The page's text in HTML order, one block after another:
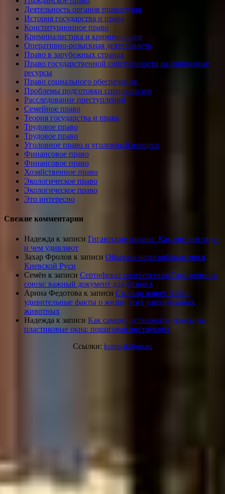
Деятельность органов правосудия
История государства и права
Конституционное право
Криминалистика и криминология
Оперативно-розыскная деятельность
Право в зарубежных странах
Право государственной собственности на природные
ресурсы
Право социального обеспечения
Проблемы подготовки специалистов
Расследование преступлений
Семейное право
Теория государства и права
Трудовое право
Трудовое право
Уголовное право и уголовный процесс
Финансовое право
Финансовое право
Хозяйственное право
Экологическое право
Экологическое право
Это интересно
Свежие комментарии
Надежда к записи Гигантские вараны: Как они выглядят
и чем удивляют
Захар Фролов к записи Объекты налогообложения в
Киевской Руси
Семён к записи Сертификат соответствия Таможенного
союза: важный документ для бизнеса
Арина Федотова к записи Сколько живет бобер:
удивительные факты о жизни этих удивительных
животных
Надежда к записи Как самому установить откосы на
пластиковые окна: пошаговая инструкция
Ссылки: kompakdom.ru